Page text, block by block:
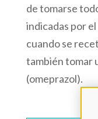
de tomarse
indicadas por
cuando se
también tomar
(omeprazol).